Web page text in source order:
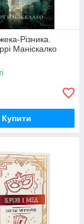
Різника.
Маніскалко
Купити